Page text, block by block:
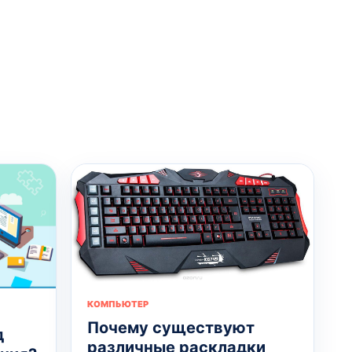
КОМПЬЮТЕР
Почему существуют
различные раскладки